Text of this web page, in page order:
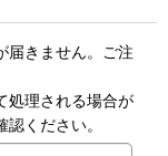
届きません。ご注
処理される場合が
ください。